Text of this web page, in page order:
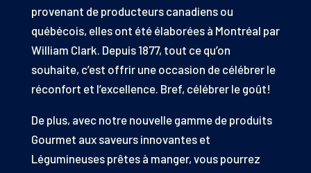
provenant de producteurs canadiens ou
québécois, elles ont été élaborées à Montréal par
William Clark. Depuis 1877, tout ce qu’on
souhaite, c’est offrir une occasion de célébrer le
réconfort et l’excellence. Bref, célébrer le goût!
De plus, avec notre nouvelle gamme de produits
Gourmet aux saveurs innovantes et
Légumineuses prêtes à manger, vous pourrez